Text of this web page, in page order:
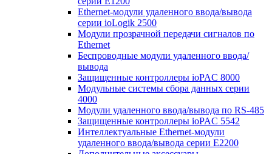
Ethernet-модули удаленного ввода/вывода
серии ioLogik 2500
Модули прозрачной передачи сигналов по
Ethernet
Беспроводные модули удаленного ввода/
вывода
Защищенные контроллеры ioPAC 8000
Модульные системы сбора данных серии
4000
Модули удаленного ввода/вывода по RS-485
Защищенные контроллеры ioPAC 5542
Интеллектуальные Ethernet-модули
удаленного ввода/вывода серии E2200